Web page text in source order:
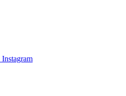
Instagram